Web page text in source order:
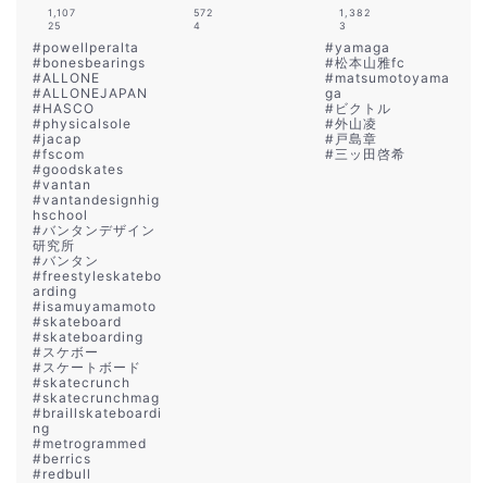
1,107
25
#powellperalta
#bonesbearings
#ALLONE
#ALLONEJAPAN
#HASCO
#physicalsole
#jacap
#fscom
#goodskates
#vantan
#vantandesignhig
hschool
#バンタンデザイン
研究所
#バンタン
#freestyleskatebo
arding
#isamuyamamoto
#skateboard
#skateboarding
#スケボー
#スケートボード
#skatecrunch
#skatecrunchmag
#braillskateboardi
ng
#metrogrammed
#berrics
#redbull
572
4
1,382
3
#yamaga
#松本山雅fc
#matsumotoyama
ga
# ビクトル
#外山凌
# 戸島章
#三ッ田啓希